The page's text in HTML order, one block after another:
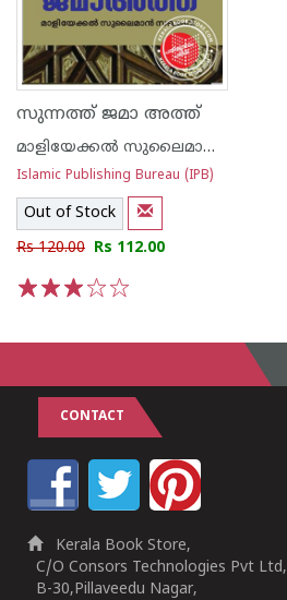
സുന്നത്ത് ജമാ അത്ത്
മാളിയേക്കല്‍ സുലൈമാന്‍ സഖാഫി
Islamic Publishing Bureau (IPB)
Out of Stock
Rs 120.00 Rs 112.00
CONTACT
Kerala Book Store,
C/O Consors Technologies Pvt Ltd,
B-30,Pillaveedu Nagar,